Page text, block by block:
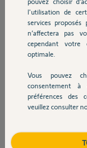
Autres produits
Devis avec un
Contact
Parfois, une mauvaise
faible. Les nouvelles
fonctionnelles? Si oui.
pour faciliter le processus
appuyant simultanément
l'utilisation de
services
n’affectera pas
cependant votre
optimale.
Vous pouvez
consentement
préférences des
veuillez consulter